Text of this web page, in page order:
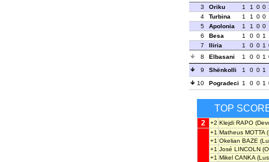
3
Oriku 1 1 0 0
4
Turbina 1 1 0 0
5
Apolonia 1 1 0 0
6
Besa 1 0 0 1
7
Iliria 1 0 0 1
8
Elbasani 1 0 0 1
9
Shënkolli 1 0 0 1
10
Pogradeci 1 0 0 1
TOP
2 +2 Klejdi RAPO
+1 Matheus MOTTA
+1 Okelian BAZE
+1 José LINCOLN
+1 Mikel CANKA